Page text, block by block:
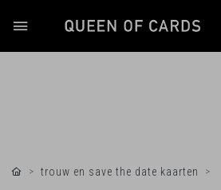
trouw en save the date kaarten